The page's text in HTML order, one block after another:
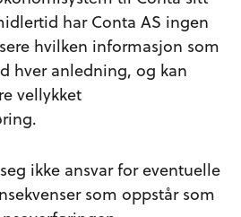
har Conta AS ingen
hvilken informasjon som
hver anledning, og kan
vellykket
ikke ansvar for eventuelle
som oppstår som